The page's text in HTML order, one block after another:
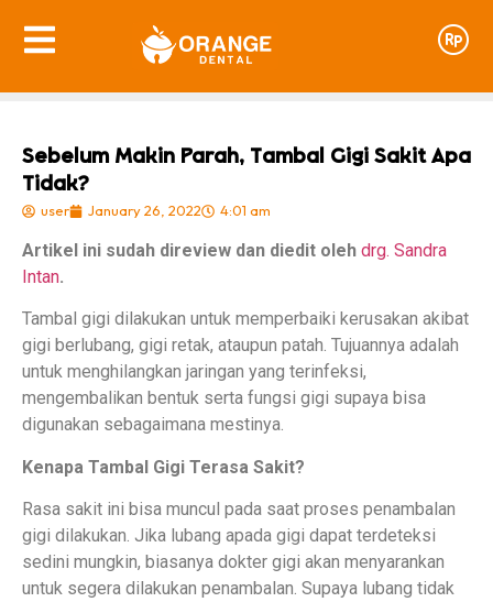
Sebelum Makin Parah, Tambal Gigi Sakit Apa
Tidak?
user January 26, 2022 4:01 am
Artikel ini sudah direview dan diedit oleh drg. Sandra
Intan.
Tambal gigi dilakukan untuk memperbaiki kerusakan akibat
gigi berlubang, gigi retak, ataupun patah. Tujuannya adalah
untuk menghilangkan jaringan yang terinfeksi,
mengembalikan bentuk serta fungsi gigi supaya bisa
digunakan sebagaimana mestinya.
Kenapa Tambal Gigi Terasa Sakit?
Rasa sakit ini bisa muncul pada saat proses penambalan
gigi dilakukan. Jika lubang apada gigi dapat terdeteksi
sedini mungkin, biasanya dokter gigi akan menyarankan
untuk segera dilakukan penambalan. Supaya lubang tidak